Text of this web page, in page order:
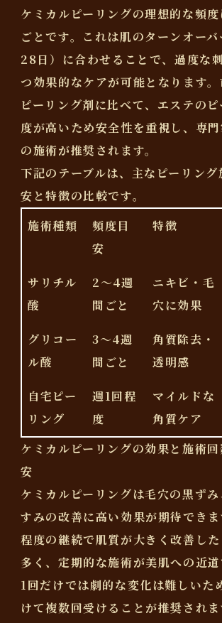
ケミカルピーリングの理想的な頻
ごとです。これは肌のターンオー
28日）に合わせることで、過度な
つ効果的なケアが可能となります
ピーリング剤に比べて、エステの
度が高いため安全性を重視し、専
の施術が推奨されます。
下記のテーブルは、主なピーリン
安と特徴の比較です。
施術種類
頻度目
安
特徴
サリチル
酸
2〜4週
間ごと
ニキビ・毛
穴に効果
グリコー
ル酸
3〜4週
間ごと
角質除去・
透明感
自宅ピー
リング
週1回程
度
マイルドな
角質ケア
ケミカルピーリングの効果と施術
安
ケミカルピーリングは毛穴の黒ずみ
すみの改善に高い効果が期待でき
程度の継続で肌質が大きく改善し
多く、定期的な施術が美肌への近
1回だけでは劇的な変化は難しいた
けて複数回受けることが推奨され